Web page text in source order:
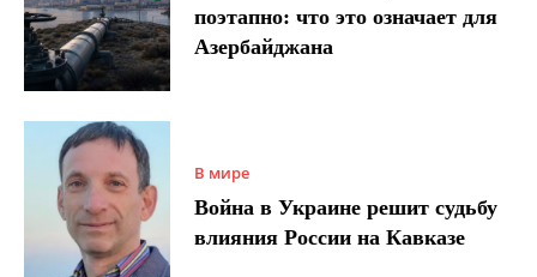
поэтапно: что это означает для
Азербайджана
В мире
Война в Украине решит судьбу
влияния России на Кавказе